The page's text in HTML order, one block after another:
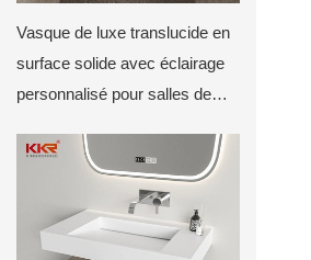
Vasque de luxe translucide en
surface solide avec éclairage
personnalisé pour salles de